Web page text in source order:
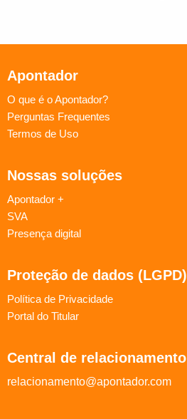
Apontador
O que é o Apontador?
Perguntas Frequentes
Termos de Uso
Nossas soluções
Apontador +
SVA
Presença digital
Proteção de dados (LGPD)
Política de Privacidade
Portal do Titular
Central de relacionamento
relacionamento@apontador.com